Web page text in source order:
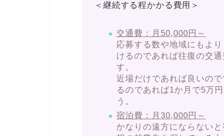
＜継続する程かかる費用＞
交通費：月50,000円 ～
応募する数や地域にもよ
けるのであれば往復の交
す。
近場だけであれば良いの
るのであれば1か月で5万
う。
宿泊費：月30,000円～
かなりの遠方にならない